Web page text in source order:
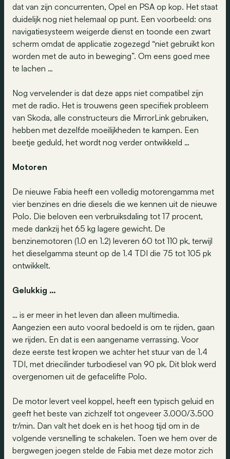
dat van zijn concurrenten, Opel en PSA op kop. Het staat
duidelijk nog niet helemaal op punt. Een voorbeeld: ons
navigatiesysteem weigerde dienst en toonde een zwart
scherm omdat de applicatie zogezegd “niet gebruikt kon
worden met de auto in beweging”. Om eens goed mee
te lachen …
Nog vervelender is dat deze apps niet compatibel zijn
met de radio. Het is trouwens geen specifiek probleem
van Skoda, alle constructeurs die MirrorLink gebruiken,
hebben met dezelfde moeilijkheden te kampen. Een
beetje geduld, het wordt nog verder ontwikkeld …
Motoren
De nieuwe Fabia heeft een volledig motorengamma met
vier benzines en drie diesels die we kennen uit de nieuwe
Polo. Die beloven een verbruiksdaling tot 17 procent,
mede dankzij het 65 kg lagere gewicht. De
benzinemotoren (1.0 en 1.2) leveren 60 tot 110 pk, terwijl
het dieselgamma steunt op de 1.4 TDI die 75 tot 105 pk
ontwikkelt.
Gelukkig …
… is er meer in het leven dan alleen multimedia.
Aangezien een auto vooral bedoeld is om te rijden, gaan
we rijden. En dat is een aangename verrassing. Voor
deze eerste test kropen we achter het stuur van de 1.4
TDI, met driecilinder turbodiesel van 90 pk. Dit blok werd
overgenomen uit de gefacelifte Polo.
De motor levert veel koppel, heeft een typisch geluid en
geeft het beste van zichzelf tot ongeveer 3.000/3.500
tr/min. Dan valt het doek en is het hoog tijd om in de
volgende versnelling te schakelen. Toen we hem over de
bergwegen joegen stelde de Fabia met deze motor zich